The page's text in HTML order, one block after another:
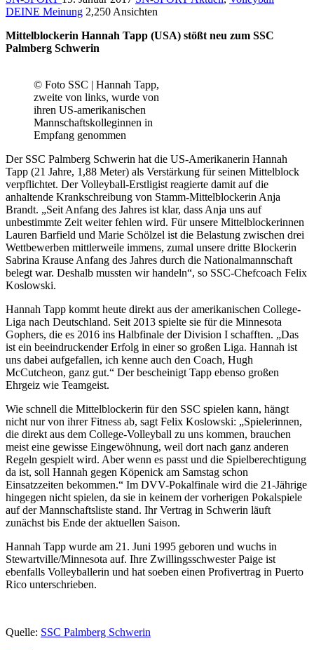
DEINE Meinung 2,250 Ansichten
Mittelblockerin Hannah Tapp (USA) stößt neu zum SSC
Palmberg Schwerin
© Foto SSC | Hannah Tapp,
zweite von links, wurde von
ihren US-amerikanischen
Mannschaftskolleginnen in
Empfang genommen
Der SSC Palmberg Schwerin hat die US-Amerikanerin Hannah
Tapp (21 Jahre, 1,88 Meter) als Verstärkung für seinen Mittelblock
verpflichtet. Der Volleyball-Erstligist reagierte damit auf die
anhaltende Krankschreibung von Stamm-Mittelblockerin Anja
Brandt. „Seit Anfang des Jahres ist klar, dass Anja uns auf
unbestimmte Zeit weiter fehlen wird. Für unsere Mittelblockerinnen
Lauren Barfield und Marie Schölzel ist die Belastung zwischen drei
Wettbewerben mittlerweile immens, zumal unsere dritte Blockerin
Sabrina Krause Anfang des Jahres durch die Nationalmannschaft
belegt war. Deshalb mussten wir handeln“, so SSC-Chefcoach Felix
Koslowski.
Hannah Tapp kommt heute direkt aus der amerikanischen College-
Liga nach Deutschland. Seit 2013 spielte sie für die Minnesota
Gophers, die es 2016 ins Halbfinale der Division I schafften. „Das
ist ein beeindruckender Erfolg in einer so großen Liga. Hannah ist
uns dabei aufgefallen, ich kenne auch den Coach, Hugh
McCutcheon, ganz gut.“ Der bescheinigt Tapp ebenso großen
Ehrgeiz wie Teamgeist.
Wie schnell die Mittelblockerin für den SSC spielen kann, hängt
nicht nur von ihrer Fitness ab, sagt Felix Koslowski: „Spielerinnen,
die direkt aus dem College-Volleyball zu uns kommen, brauchen
meist eine gewisse Eingewöhnung, weil dort nach ganz anderen
Regeln gespielt wird. Aber wenn es passt und die Spielberechtigung
da ist, soll Hannah gegen Köpenick am Samstag schon
Einsatzzeiten bekommen.“ Im DVV-Pokalfinale wird die 21-Jährige
hingegen nicht spielen, da sie in keinem der vorherigen Pokalspiele
auf der Mannschaftsliste stand. Ihr Vertrag in Schwerin läuft
zunächst bis Ende der aktuellen Saison.
Hannah Tapp wurde am 21. Juni 1995 geboren und wuchs in
Stewartville/Minnesota auf. Ihre Zwillingsschwester Paige ist
ebenfalls Volleyballerin und hat soeben einen Profivertrag in Puerto
Rico unterschrieben.
Quelle: SSC Palmberg Schwerin